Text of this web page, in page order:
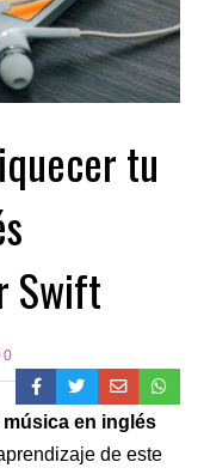
tu
Swift
0
en inglés
de este